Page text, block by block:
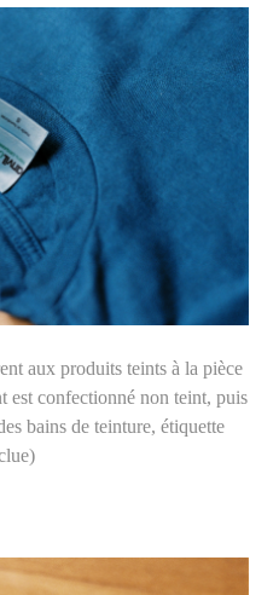
aux produits teints à la pièce
est confectionné non teint, puis
bains de teinture, étiquette